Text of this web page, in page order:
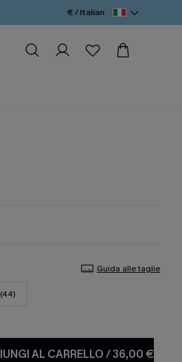
€ / Italian
Guida alle taglie
AL CARRELLO/36,00 €